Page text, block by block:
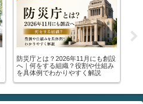
防災庁とは？2026年11月にも創設
へ｜何をする組織？役割や仕組み
を具体例でわかりやすく解説